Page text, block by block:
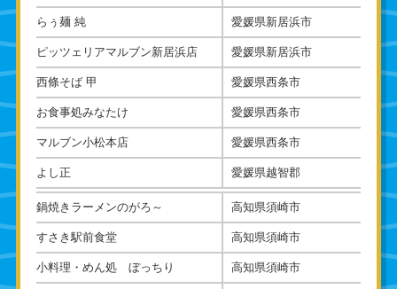
らぅ麺 純 愛媛県新居浜市
ピッツェリアマルブン新居浜店 愛媛県新居浜市
西條そば 甲 愛媛県西条市
お食事処みなたけ 愛媛県西条市
マルブン小松本店 愛媛県西条市
よし正 愛媛県越智郡
鍋焼きラーメンのがろ～ 高知県須崎市
すさき駅前食堂 高知県須崎市
小料理・めん処 ぼっちり 高知県須崎市